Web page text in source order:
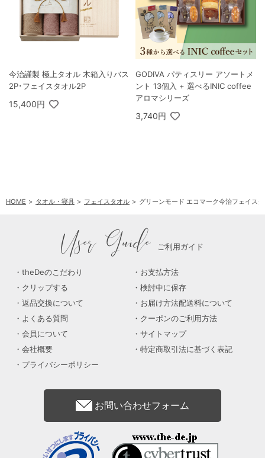
今治謹製 極上タオル 木箱入りバス
2P･フェイスタオル2P
15,400円
GODIVA パティスリー アソートメ
ント 13個入 + 選べるINIC coffee
アロマシリーズ
3,740円
HOME タオル・寝具 フェイスタオル グリーンモード エコマーク今治フェイス
User Guide ご利用ガイド
theDeのこだわり
お支払方法
クリップする
検討中に保存
返品交換について
お届け方法配送料について
よくある質問
クーポンのご利用方法
会員について
サイトマップ
会社概要
特定商取引法に基づく表記
プライバシーポリシー
お問い合わせフォーム